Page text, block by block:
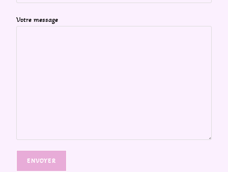
Votre message